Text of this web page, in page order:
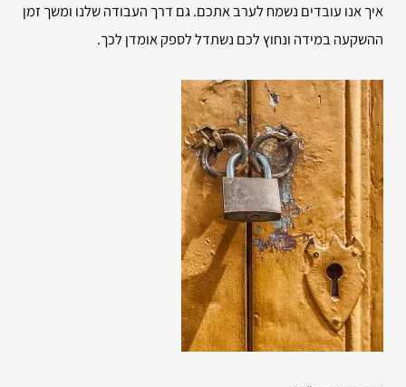
איך אנו עובדים נשמח לערב אתכם. גם דרך העבודה שלנו ומשך זמן
ההשקעה במידה ונחוץ לכם נשתדל לספק אומדן לכך.